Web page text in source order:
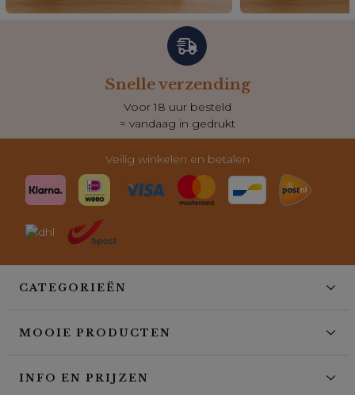
Snelle verzending
Voor 18 uur besteld
= vandaag in gedrukt
Veilig winkelen en betalen
CATEGORIEËN
MOOIE PRODUCTEN
INFO EN PRIJZEN